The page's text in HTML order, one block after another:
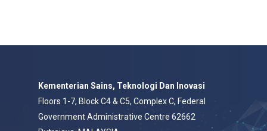
Kementerian Sains, Teknologi Dan Inovasi
Floors 1-7, Block C4 & C5, Complex C, Federal
Government Administrative Centre 62662